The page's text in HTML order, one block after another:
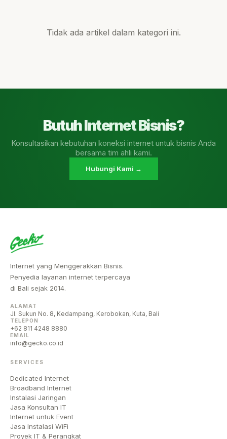
Tidak ada artikel dalam kategori ini.
Butuh Internet Bisnis?
Konsultasikan kebutuhan koneksi internet untuk bisnis Anda
bersama tim ahli kami.
Hubungi Kami →
Internet yang Menggerakkan Bisnis.
Penyedia layanan internet terpercaya
di Bali sejak 2014.
ALAMAT
Jl. Sukun No. 8, Kedampang, Kerobokan, Kuta, Bali
TELEPON
+62 811 4248 8880
EMAIL
info@gecko.co.id
SERVICES
Dedicated Internet
Broadband Internet
Instalasi Jaringan
Jasa Konsultan IT
Internet untuk Event
Jasa Instalasi WiFi
Proyek IT & Perangkat